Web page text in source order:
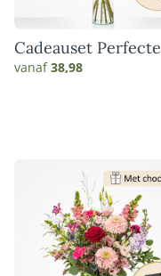
Cadeauset Perfecte
match
vanaf38,98